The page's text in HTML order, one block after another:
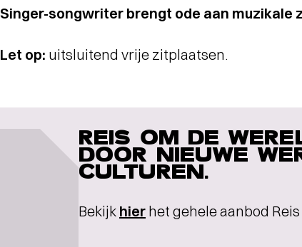
Singer-songwriter brengt ode aan muzikale
Let op: uitsluitend vrije zitplaatsen.
REIS OM DE
DOOR NIEUWE
CULTUREN.
Bekijk hier het gehele aanbod